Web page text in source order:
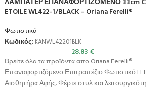
ΛΑΜΠΑΤΕΡ ΕΠΑΝΑΦΟΡΤΙΖΟΜΕΝΟ 33cm
ETOILE WL422-1/BLACK – Oriana Ferelli®
Φωτιστικά
Κωδικός: KANWL42201BLK
28.83 €
Βρείτε όλα τα προϊόντα απο Oriana Ferelli®
Επαναφορτιζόμενο Επιτραπέζιο Φωτιστικό
Αισθητήρα Αφής. Φέρτε στυλ και